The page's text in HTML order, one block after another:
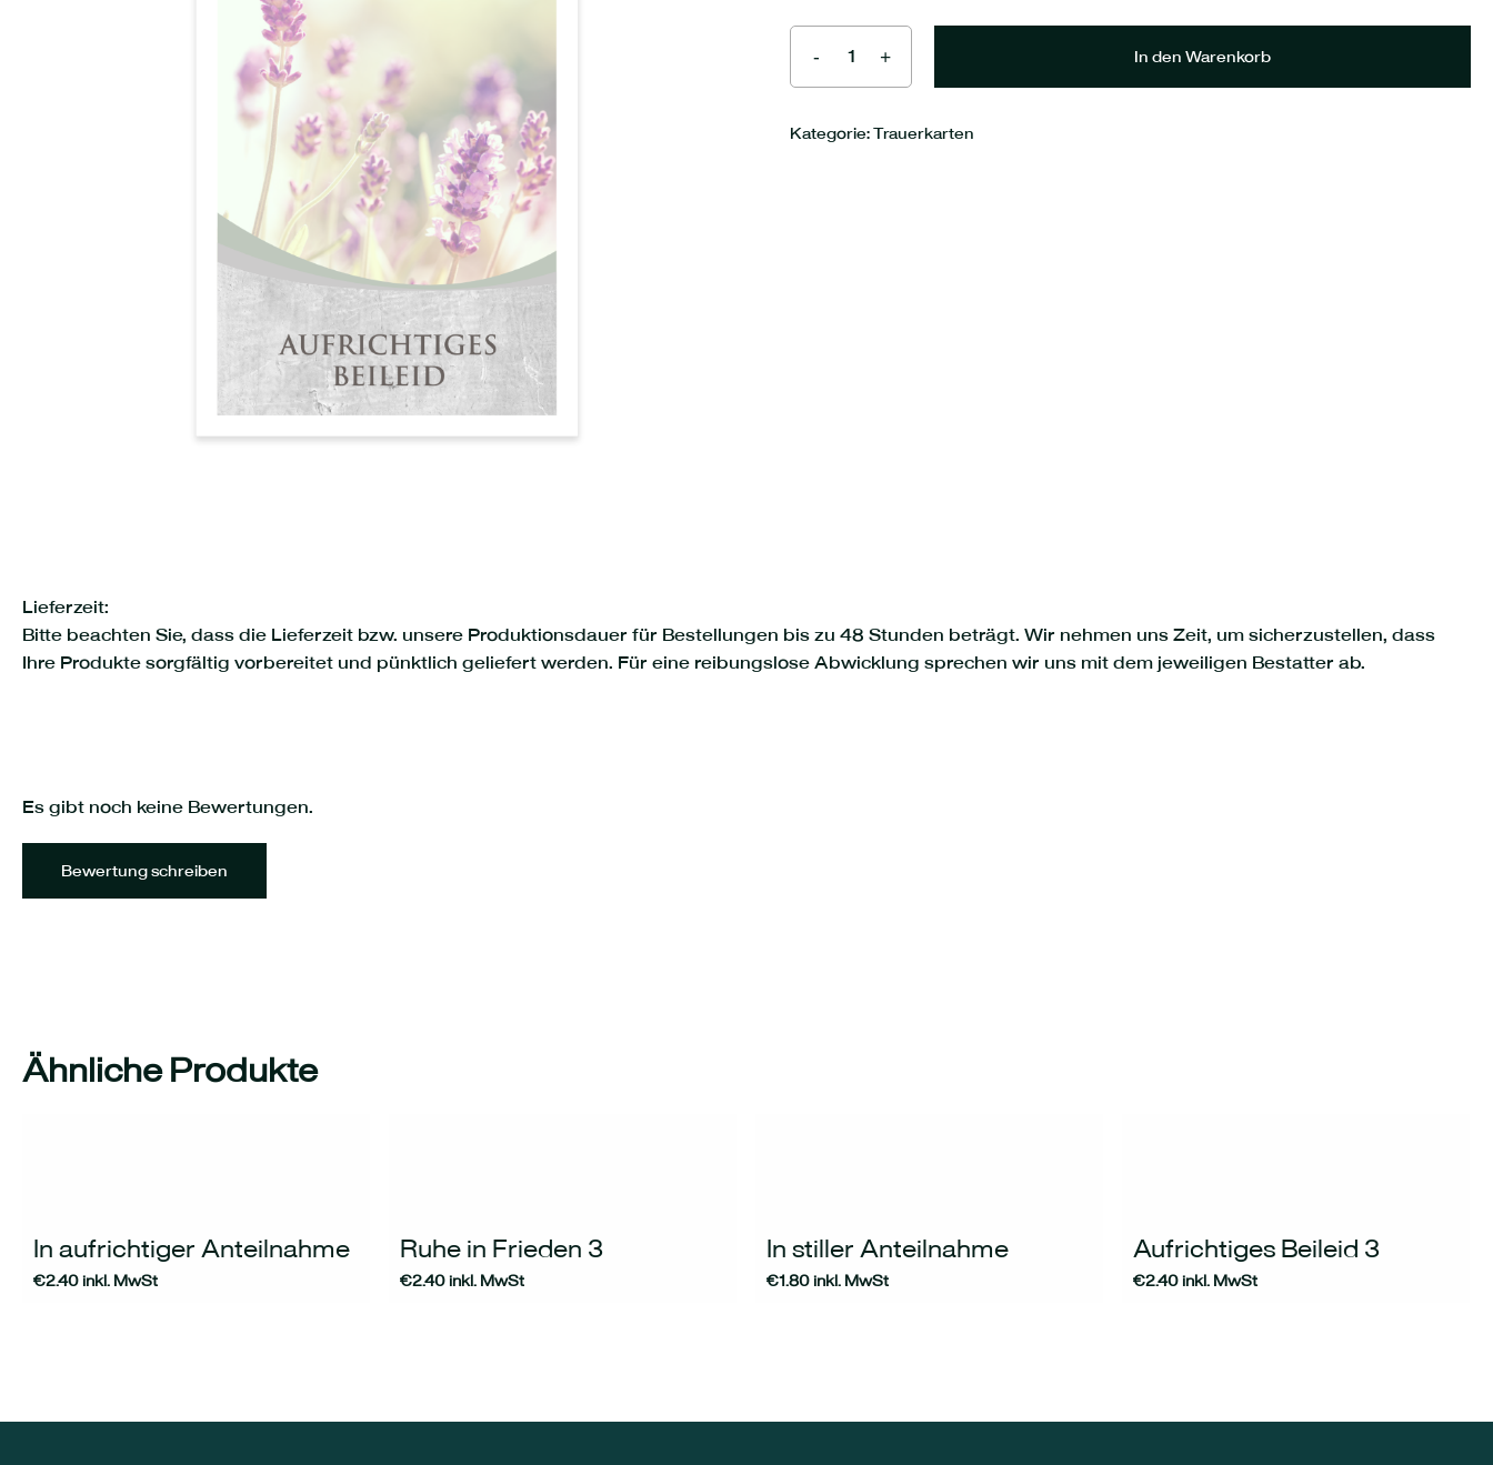
In den Warenkorb
Kategorie:Trauerkarten
Lieferzeit:
Bitte beachten Sie, dass die Lieferzeit bzw. unsere Produktionsdauer für Bestellungen bis zu 48 Stunden beträgt. Wir nehmen uns Zeit, um sicherzustellen, dass
Ihre Produkte sorgfältig vorbereitet und pünktlich geliefert werden. Für eine reibungslose Abwicklung sprechen wir uns mit dem jeweiligen Bestatter ab.
Es gibt noch keine Bewertungen.
Bewertung schreiben
Ähnliche Produkte
In aufrichtiger Anteilnahme
€2.40 inkl. MwSt
Ruhe in Frieden 3
€2.40 inkl. MwSt
In stiller Anteilnahme
€1.80 inkl. MwSt
Aufrichtiges Beileid 3
€2.40 inkl. MwSt
Meinen Namen, meine E-Mail-Adresse und meine Website in